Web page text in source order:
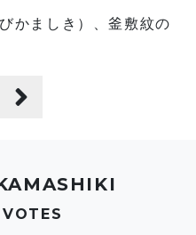
VOTES
かましき）、釜敷紋の